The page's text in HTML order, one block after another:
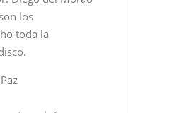
soleá,
los temas del
un poco
con algunos